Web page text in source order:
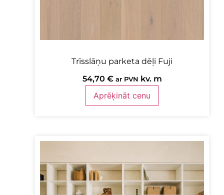
Trīsslāņu parketa dēļi Fuji
54,70 € ar PVN kv. m
Aprēķināt cenu